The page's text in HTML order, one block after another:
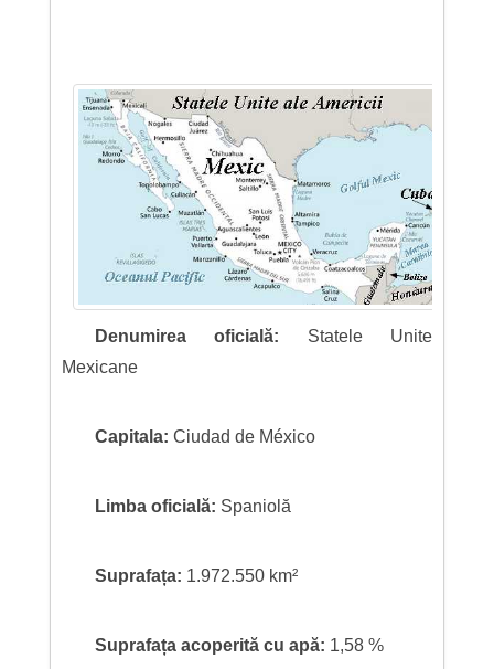
Denumirea oficială: Statele Unite
Mexicane
Capitala: Ciudad de México
Limba oficială: Spaniolă
Suprafața: 1.972.550 km²
Suprafața acoperită cu apă: 1,58 %